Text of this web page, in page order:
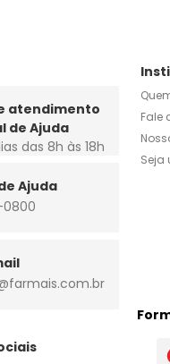
atendimento
de Ajuda
das 8h às 18h
Ajuda
0800
Fale
Seja